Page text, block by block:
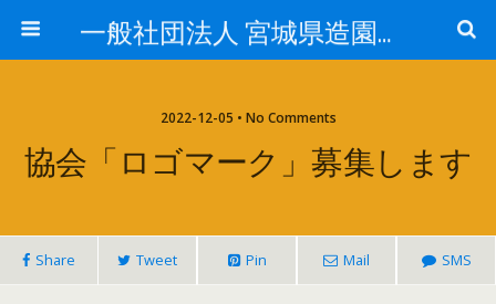
一般社団法人 宮城県造園建設業協会ホームページ
2022-12-05 • No Comments
協会「ロゴマーク」募集します
Share Tweet Pin Mail SMS